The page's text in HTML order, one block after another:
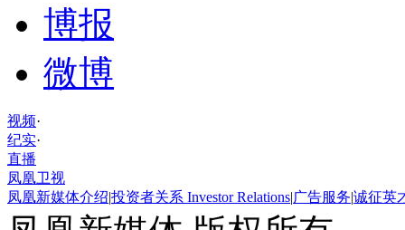
博报
微博
视频·
纪实·
直播
凤凰卫视
凤凰新媒体介绍|投资者关系 Investor Relations|广告服务|诚征英